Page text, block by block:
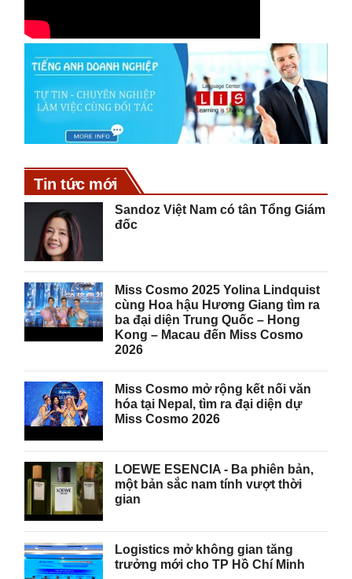
Tin tức mới
Sandoz Việt Nam có tân Tổng Giám
đốc
Miss Cosmo 2025 Yolina Lindquist
cùng Hoa hậu Hương Giang tìm ra
ba đại diện Trung Quốc – Hong
Kong – Macau đến Miss Cosmo
2026
Miss Cosmo mở rộng kết nối văn
hóa tại Nepal, tìm ra đại diện dự
Miss Cosmo 2026
LOEWE ESENCIA - Ba phiên bản,
một bản sắc nam tính vượt thời
gian
Logistics mở không gian tăng
trưởng mới cho TP Hồ Chí Minh